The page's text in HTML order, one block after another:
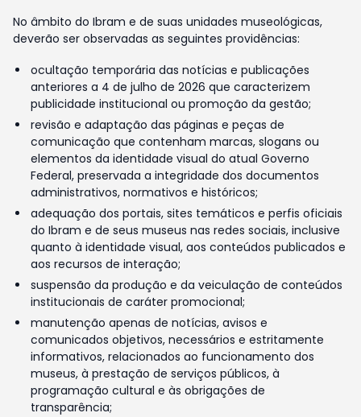
No âmbito do Ibram e de suas unidades museológicas,
deverão ser observadas as seguintes providências:
ocultação temporária das notícias e publicações
anteriores a 4 de julho de 2026 que caracterizem
publicidade institucional ou promoção da gestão;
revisão e adaptação das páginas e peças de
comunicação que contenham marcas, slogans ou
elementos da identidade visual do atual Governo
Federal, preservada a integridade dos documentos
administrativos, normativos e históricos;
adequação dos portais, sites temáticos e perfis oficiais
do Ibram e de seus museus nas redes sociais, inclusive
quanto à identidade visual, aos conteúdos publicados e
aos recursos de interação;
suspensão da produção e da veiculação de conteúdos
institucionais de caráter promocional;
manutenção apenas de notícias, avisos e
comunicados objetivos, necessários e estritamente
informativos, relacionados ao funcionamento dos
museus, à prestação de serviços públicos, à
programação cultural e às obrigações de
transparência;